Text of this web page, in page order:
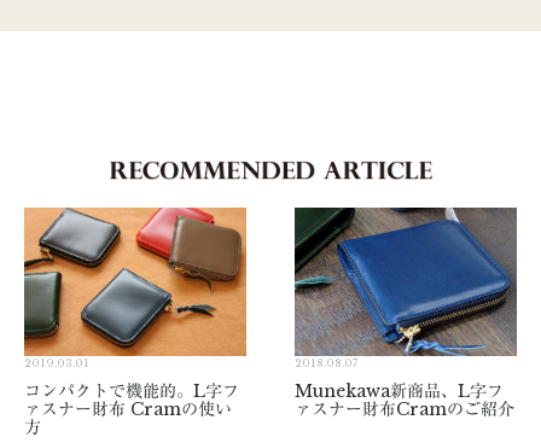
2019.03.01
コンパクトで機能的。L字フ
ァスナー財布 Cramの使い
方
2018.08.07
Munekawa新商品、L字フ
ァスナー財布Cramのご紹介